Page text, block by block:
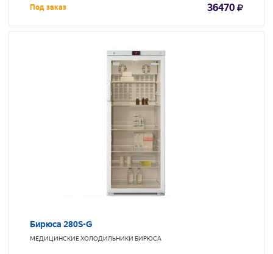
Под заказ 36470
Бирюса 280S-G
МЕДИЦИНСКИЕ ХОЛОДИЛЬНИКИ БИРЮСА